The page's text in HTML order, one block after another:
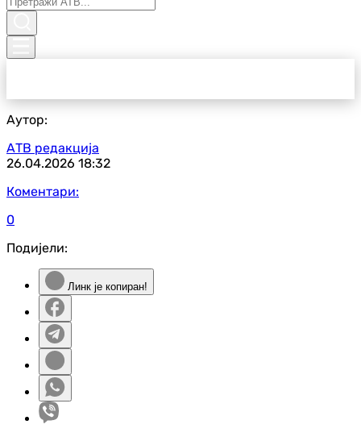
Аутор:
АТВ редакција
26.04.2026 18:32
Коментари:
0
Подијели:
Линк је копиран!